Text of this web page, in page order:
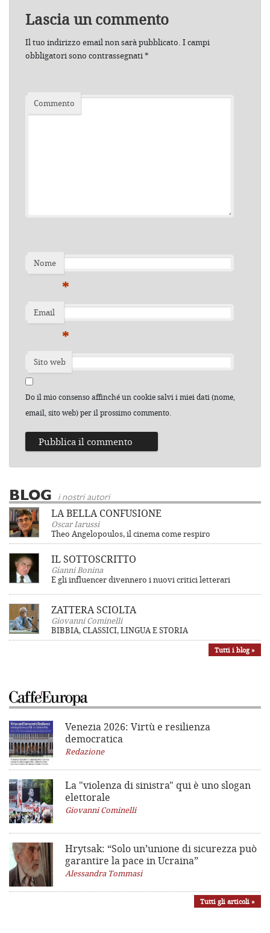
Lascia un commento
Il tuo indirizzo email non sarà pubblicato. I campi
obbligatori sono contrassegnati*
Commento
Nome
*
Email
*
Sito web
Do il mio consenso affinché un cookie salvi i miei dati (nome,
email, sito web) per il prossimo commento.
BLOG i nostri autori
LA BELLA CONFUSIONE
Oscar Iarussi
Theo Angelopoulos, il cinema come respiro
IL SOTTOSCRITTO
Gianni Bonina
E gli influencer divennero i nuovi critici letterari
ZATTERA SCIOLTA
Giovanni Cominelli
BIBBIA, CLASSICI, LINGUA E STORIA
Tutti i blog »
Venezia 2026: Virtù e resilienza
democratica
Redazione
La "violenza di sinistra" qui è uno slogan
elettorale
Giovanni Cominelli
Hrytsak: “Solo un’unione di sicurezza può
garantire la pace in Ucraina”
Alessandra Tommasi
Tutti gli articoli »